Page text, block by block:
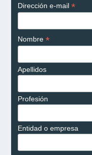
Dirección e-mail *
Nombre *
Apellidos
Profesión
Entidad o empresa